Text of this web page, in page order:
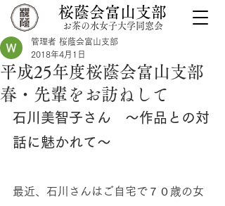
桜蔭会富山支部
お茶の水女子大学同窓会
平成25年度桜蔭会富山支部
春・先輩をお訪ねして
管理者 桜蔭会富山支部
2018年4月1日
石川美智子さん　〜作品との対
話に魅かれて〜
最近、石川さんはご自宅で７０歳の女